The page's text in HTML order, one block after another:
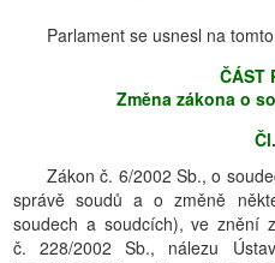
Parlament se usnesl na
ČÁST
Změna zákona o
Zákon č. 6/2002 Sb., o
správě soudů a o změně
soudech a soudcích), ve znění
č. 228/2002 Sb., nálezu